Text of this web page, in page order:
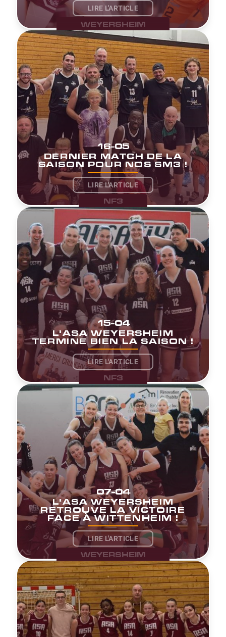
LIRE L'ARTICLE
WEYERSHEIM
16-05
DERNIER MATCH DE LA
SAISON POUR NOS SM3 !
LIRE L'ARTICLE
NF3
15-04
L'ASA WEYERSHEIM
TERMINE BIEN LA SAISON !
LIRE L'ARTICLE
NF3
07-04
L'ASA WEYERSHEIM
RETROUVE LA VICTOIRE
FACE À WITTENHEIM !
LIRE L'ARTICLE
WEYERSHEIM